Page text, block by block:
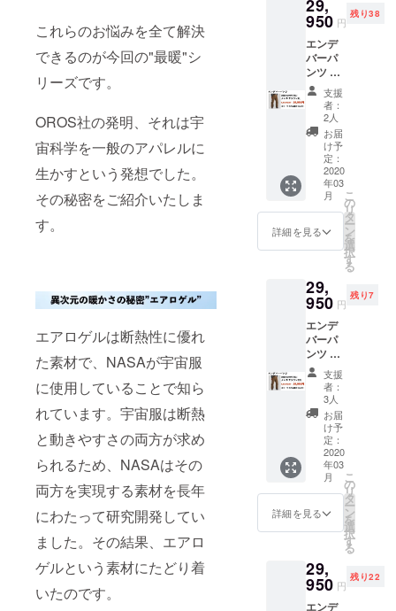
これらのお悩みを全て解決
できるのが今回の"最暖"シ
リーズです。
OROS社の発明、それは宇
宙科学を一般のアパレルに
生かすという発想でした。
その秘密をご紹介いたしま
す。
エアロゲルは断熱性に優れ
た素材で、NASAが宇宙服
に使用していることで知ら
れています。宇宙服は断熱
と動きやすさの両方が求め
られるため、NASAはその
両方を実現する素材を長年
にわたって研究開発してい
ました。その結果、エアロ
ゲルという素材にたどり着
いたのです。
かった
ので、
予めご
さい。
・受け
取らな
かった
・入力
した住
所に誤
りが
あった
・住所
変更を
プロ
ト実行
者へ連
合がご
ざいま
了承く
ださ
い。 ※
以下の
ような
支援者
様都合
により
再配送
または
転送と
なった
際は、
着払い
ので、
予めご
さい。
・受け
取らな
かった
・入力
した住
所に誤
りが
あった
・住所
変更を
プロ
ト実行
者へ連
価格は
送料・
消費税
込みで
す ※配
送時
期：
2020年
3月末予
部のデ
ザイ
ン、仕
様につ
きまし
ては予
合がご
ざいま
了承く
ださ
い。 ※
以下の
ような
支援者
様都合
により
再配送
または
転送と
なった
際は、
着払い
ので、
予めご
29,
950 円
残り38
エンデ
バーパ
ンツ ×
１着 メ
ンズブ
ラウン
XLサイ
ズ サイ
ズ表を
ご確認
の上、
お選び
いただ
きます
ようお
す。 ※
価格は
送料・
消費税
込みで
す ※配
送時
期：
2020年
3月末予
部のデ
ザイ
ン、仕
様につ
きまし
ては予
合がご
ざいま
支援
者：
2人
お届
け予
定：
2020
年03
月
詳細を見る
こ
の
リ
タ
ー
ン
を
選
択
す
る
29,
950 円
残り7
エンデ
バーパ
ンツ ×
１着 メ
ンズブ
ラウン
2XLサ
イズ サ
イズ表
をご確
認の
上、お
選びい
ただき
ますよ
しま
す。 ※
価格は
支援
者：
3人
お届
け予
定：
2020
年03
月
詳細を見る
こ
の
リ
タ
ー
ン
を
選
択
す
る
29,
950 円
残り22
エンデ